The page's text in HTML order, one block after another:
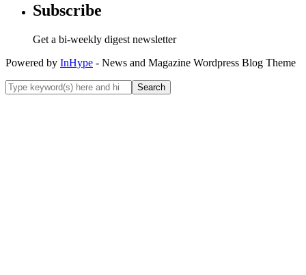
Subscribe
Get a bi-weekly digest newsletter
Powered by InHype - News and Magazine Wordpress Blog Theme